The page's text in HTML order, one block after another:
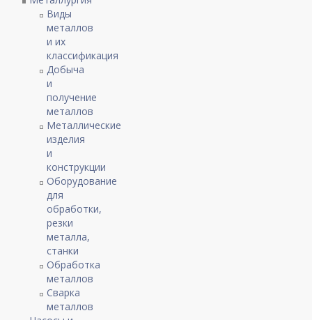
Виды
металлов
и их
классификация
Добыча
и
получение
металлов
Металлические
изделия
и
конструкции
Оборудование
для
обработки,
резки
металла,
станки
Обработка
металлов
Сварка
металлов